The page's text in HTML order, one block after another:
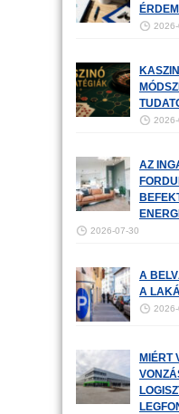
2026-
AZ
2026-07-30
A
A
MIÉRT